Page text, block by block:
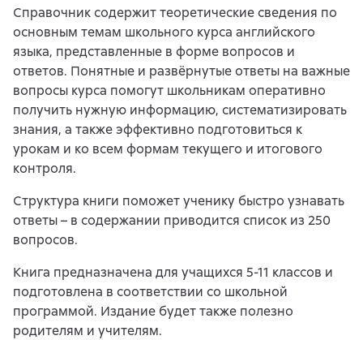
Справочник содержит теоретические сведения по
основным темам школьного курса английского
языка, представленные в форме вопросов и
ответов. Понятные и развёрнутые ответы на важные
вопросы курса помогут школьникам оперативно
получить нужную информацию, систематизировать
знания, а также эффективно подготовиться к
урокам и ко всем формам текущего и итогового
контроля.
Структура книги поможет ученику быстро узнавать
ответы – в содержании приводится список из 250
вопросов.
Книга предназначена для учащихся 5-11 классов и
подготовлена в соответствии со школьной
программой. Издание будет также полезно
родителям и учителям.